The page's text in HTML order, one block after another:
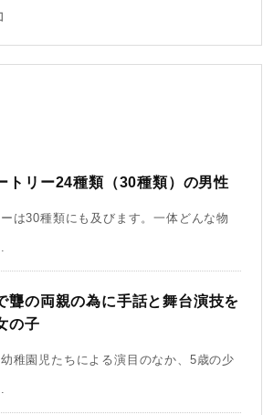
トリー24種類（30種類）の男性
は30種類にも及びます。一体どんな物
聾の両親の為に手話と舞台演技を
の子
稚園児たちによる演目のなか、5歳の少